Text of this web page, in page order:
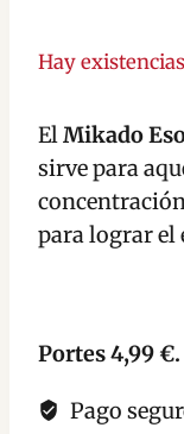
ElMikado
sirve para
para lograr el
Hay existencias
Concentración
los
Estudios
cantidad
Portes 4,99
Pago